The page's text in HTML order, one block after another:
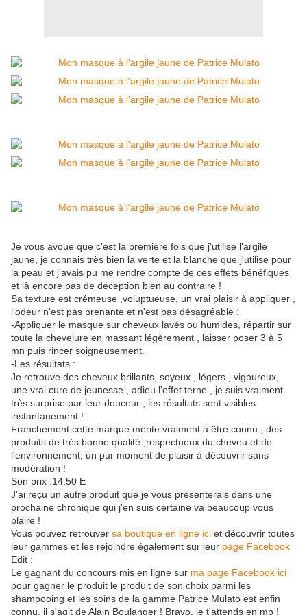
Je vous avoue que c'est la première fois que j'utilise l'argile
jaune, je connais très bien la verte et la blanche que j'utilise pour
la peau et j'avais pu me rendre compte de ces effets bénéfiques
et là encore pas de déception bien au contraire !
Sa texture est crémeuse ,voluptueuse, un vrai plaisir à appliquer ,
l'odeur n'est pas prenante et n'est pas désagréable :
-Appliquer le masque sur cheveux lavés ou humides, répartir sur
toute la chevelure en massant légèrement , laisser poser 3 à 5
mn puis rincer soigneusement.
-Les résultats :
Je retrouve des cheveux brillants, soyeux , légers , vigoureux,
une vrai cure de jeunesse , adieu l'effet terne , je suis vraiment
très surprise par leur douceur , les résultats sont visibles
instantanément !
Franchement cette marque mérite vraiment à être connu , des
produits de très bonne qualité ,respectueux du cheveu et de
l'environnement, un pur moment de plaisir à découvrir sans
modération !
Son prix :14.50 E
J'ai reçu un autre produit que je vous présenterais dans une
prochaine chronique qui j'en suis certaine va beaucoup vous
plaire !
Vous pouvez retrouver sa boutique en ligne ici et découvrir toutes
leur gammes et les rejoindre également sur leur page Facebook
Edit :
Le gagnant du concours mis en ligne sur ma page Facebook ici
pour gagner le produit le produit de son choix parmi les
shampooing et les soins de la gamme Patrice Mulato est enfin
connu, il s'agit de Alain Boulanger ! Bravo, je t'attends en mp !